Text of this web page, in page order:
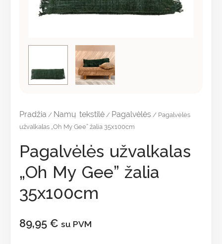
Pradžia / Namų tekstilė / Pagalvėlės / Pagalvėlės
užvalkalas „Oh My Gee” žalia 35x100cm
Pagalvėlės užvalkalas
„Oh My Gee” žalia
35x100cm
89,95 € su PVM